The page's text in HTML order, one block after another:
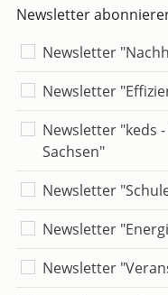
Newsletter
Newsletter
Newsletter
Newsletter "keds
Sachsen"
Newsletter
Newsletter
Newsletter